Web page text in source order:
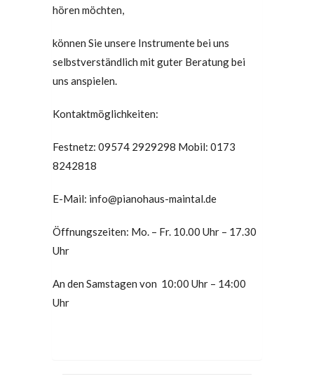
hören möchten,
können Sie unsere Instrumente bei uns
selbstverständlich mit guter Beratung bei
uns anspielen.
Kontaktmöglichkeiten:
Festnetz: 09574 2929298 Mobil: 0173
8242818
E-Mail: info@pianohaus-maintal.de
Öffnungszeiten: Mo. – Fr. 10.00 Uhr – 17.30
Uhr
An den Samstagen von 10:00 Uhr – 14:00
Uhr